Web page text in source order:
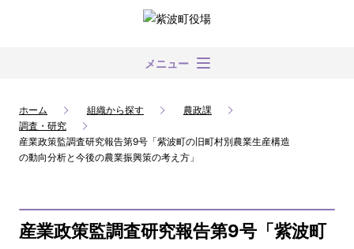
メニュー
ホーム 組織から探す
農政課
調査・研究
産業政策監調査研究報告第9号「紫波町の旧町村別農業生産構造
の動向分析と今後の農業振興策の考え方」
産業政策監調査研究報告第9号「紫波町